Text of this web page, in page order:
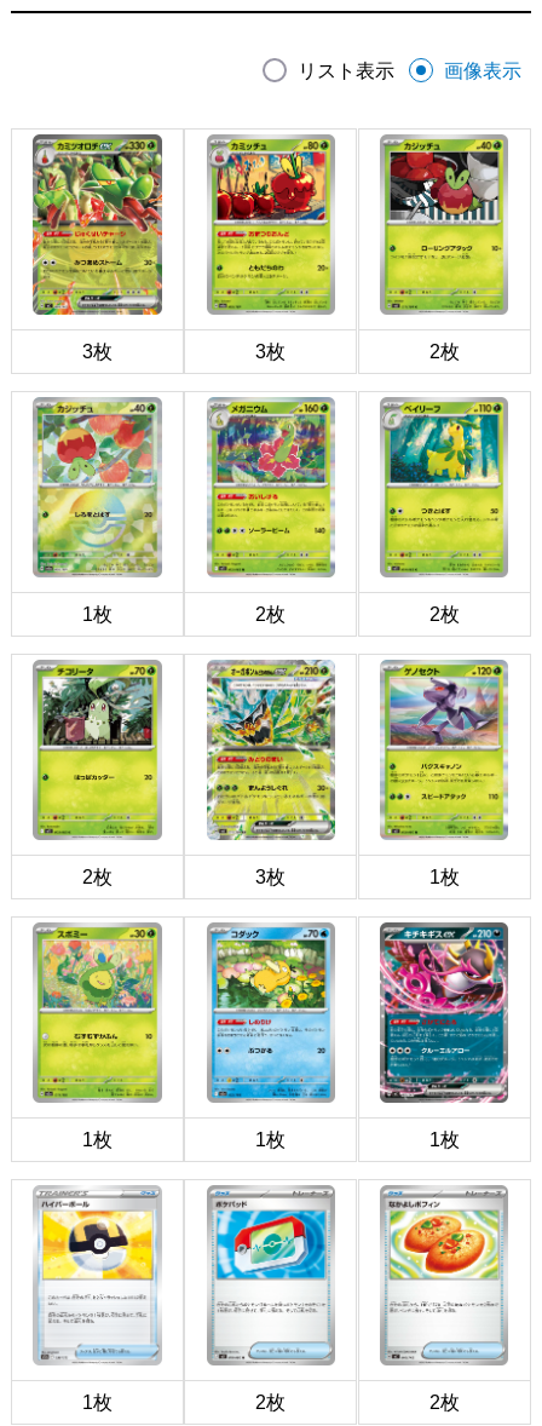
リスト表示 画像表示
3枚 3枚 2枚
1枚 2枚 2枚
2枚 3枚 1枚
1枚 1枚 1枚
1枚 2枚 2枚